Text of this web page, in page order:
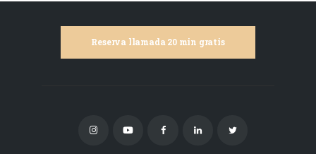
Reserva llamada 20 min gratis